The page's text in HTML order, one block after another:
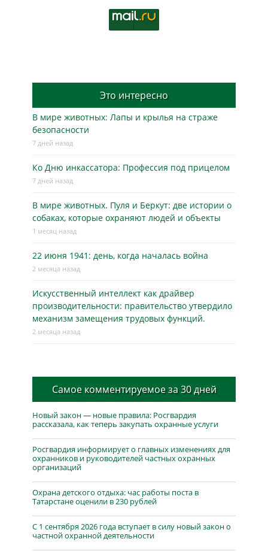
Это интересно
В мире животных: Лапы и крылья на страже
безопасности
7 дней назад
Ко Дню инкассатора: Профессия под прицелом
7 дней назад
В мире животных. Пуля и Беркут: две истории о
собаках, которые охраняют людей и объекты
1 месяц назад
22 июня 1941: день, когда началась война
2 месяца назад
Искусственный интеллект как драйвер
производительности: правительство утвердило
механизм замещения трудовых функций.
2 месяца назад
Самое комментируемое за 30 дней
Новый закон — новые правила: Росгвардия
рассказала, как теперь закупать охранные услуги
Росгвардия информирует о главных изменениях для
охранников и руководителей частных охранных
организаций
Охрана детского отдыха: час работы поста в
Татарстане оценили в 230 рублей
С 1 сентября 2026 года вступает в силу новый закон о
частной охранной деятельности